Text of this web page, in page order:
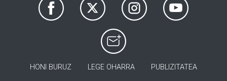
HONI BURUZ LEGE OHARRA PUBLIZITATEA